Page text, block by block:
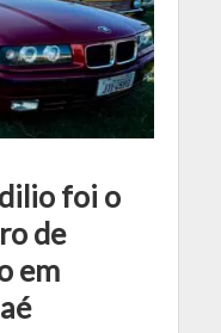
foi o
de
em